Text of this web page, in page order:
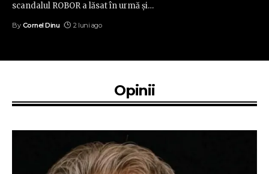
scandalul ROBOR a lăsat în urmă și…
By Cornel Dinu 2 luni ago
Opinii